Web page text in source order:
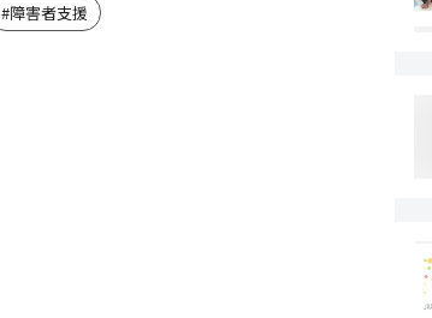
#障害者支援